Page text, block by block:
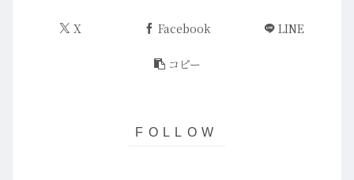
X Facebook LINE
コピー